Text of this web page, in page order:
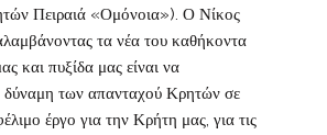
Πειραιά «Ομόνοια»). Ο Νίκος
τα νέα του καθήκοντα
και πυξίδα μας είναι να
δύναμη των απανταχού Κρητών σε
έργο για την Κρήτη μας, για τις